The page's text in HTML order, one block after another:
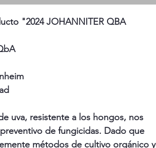
"2024 JOHANNITER QBA
uva, resistente a los hongos, nos
de fungicidas. Dado que
métodos de cultivo orgánico y